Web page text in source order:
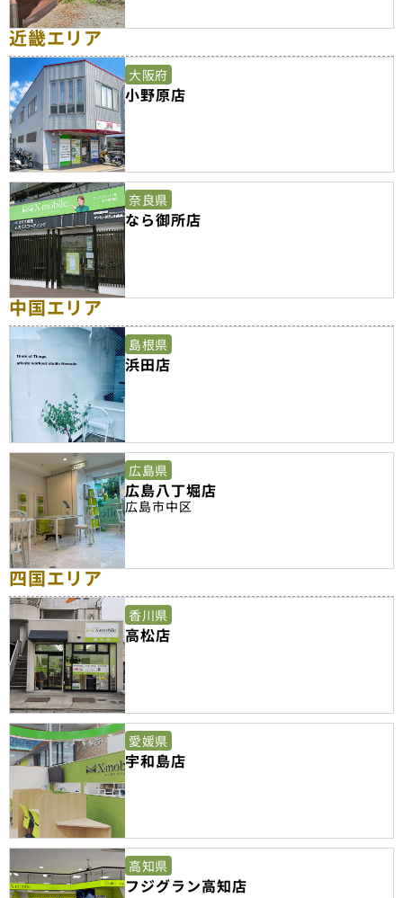
近畿エリア
大阪府
小野原店
奈良県
なら御所店
中国エリア
島根県
浜田店
広島県
広島八丁堀店
広島市中区
四国エリア
香川県
高松店
愛媛県
宇和島店
高知県
フジグラン高知店